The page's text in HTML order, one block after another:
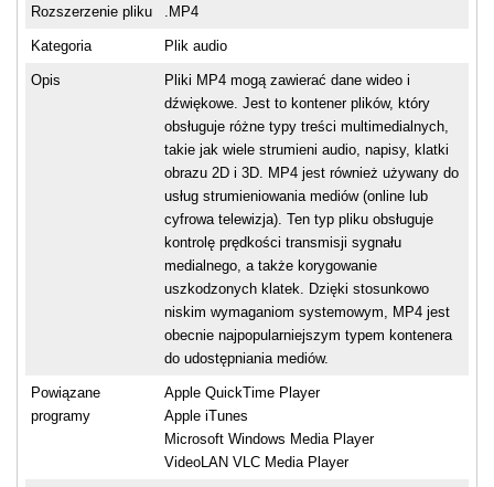
Rozszerzenie pliku .MP4
Kategoria Plik audio
Opis
Pliki MP4 mogą zawierać dane wideo i
dźwiękowe. Jest to kontener plików, który
obsługuje różne typy treści multimedialnych,
takie jak wiele strumieni audio, napisy, klatki
obrazu 2D i 3D. MP4 jest również używany do
usług strumieniowania mediów (online lub
cyfrowa telewizja). Ten typ pliku obsługuje
kontrolę prędkości transmisji sygnału
medialnego, a także korygowanie
uszkodzonych klatek. Dzięki stosunkowo
niskim wymaganiom systemowym, MP4 jest
obecnie najpopularniejszym typem kontenera
do udostępniania mediów.
Powiązane
programy
Apple QuickTime Player
Apple iTunes
Microsoft Windows Media Player
VideoLAN VLC Media Player